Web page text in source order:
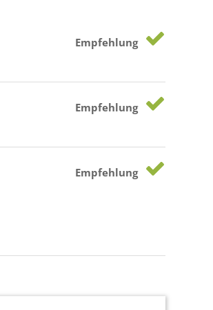
Empfehlung
Empfehlung
Empfehlung